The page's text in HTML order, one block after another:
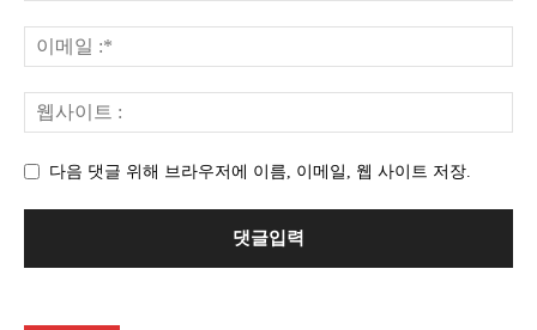
다음 댓글 위해 브라우저에 이름, 이메일, 웹 사이트 저장.